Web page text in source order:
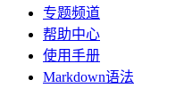
专题频道
帮助中心
使用手册
Markdown语法